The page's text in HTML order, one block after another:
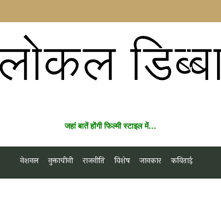
जहां बातें होंगी फिल्मी स्टाइल में…
नेशनल नुक्ताचीनी राजनीति विशेष जानकार कविताई